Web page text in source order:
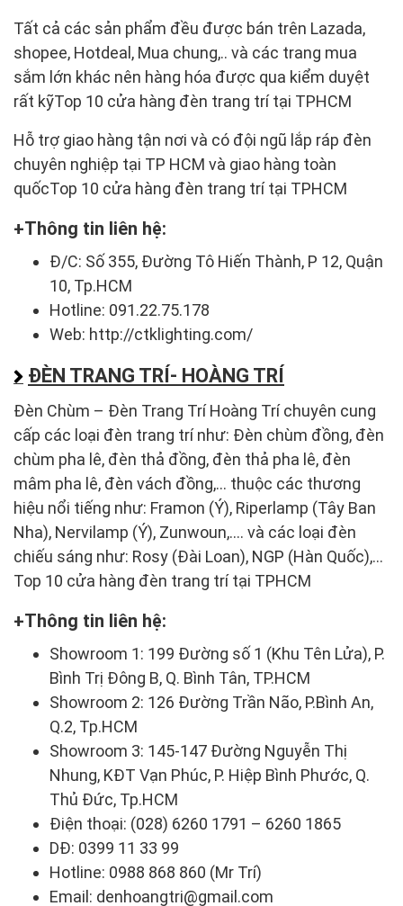
Tất cả các sản phẩm đều được bán trên Lazada,
shopee, Hotdeal, Mua chung,.. và các trang mua
sắm lớn khác nên hàng hóa được qua kiểm duyệt
rất kỹTop 10 cửa hàng đèn trang trí tại TPHCM
Hỗ trợ giao hàng tận nơi và có đội ngũ lắp ráp đèn
chuyên nghiệp tại TP HCM và giao hàng toàn
quốcTop 10 cửa hàng đèn trang trí tại TPHCM
Thông tin liên hệ:
Đ/C: Số 355, Đường Tô Hiến Thành, P 12, Quận
10, Tp.HCM
Hotline: 091.22.75.178
Web: http://ctklighting.com/
ĐÈN TRANG TRÍ- HOÀNG TRÍ
Đèn Chùm – Đèn Trang Trí Hoàng Trí chuyên cung
cấp các loại đèn trang trí như: Đèn chùm đồng, đèn
chùm pha lê, đèn thả đồng, đèn thả pha lê, đèn
mâm pha lê, đèn vách đồng,… thuộc các thương
hiệu nổi tiếng như: Framon (Ý), Riperlamp (Tây Ban
Nha), Nervilamp (Ý), Zunwoun,…. và các loại đèn
chiếu sáng như: Rosy (Đài Loan), NGP (Hàn Quốc),…
Top 10 cửa hàng đèn trang trí tại TPHCM
Thông tin liên hệ:
Showroom 1: 199 Đường số 1 (Khu Tên Lửa), P.
Bình Trị Đông B, Q. Bình Tân, TP.HCM
Showroom 2: 126 Đường Trần Não, P.Bình An,
Q.2, Tp.HCM
Showroom 3: 145-147 Đường Nguyễn Thị
Nhung, KĐT Vạn Phúc, P. Hiệp Bình Phước, Q.
Thủ Đức, Tp.HCM
Điện thoại: (028) 6260 1791 – 6260 1865
DĐ: 0399 11 33 99
Hotline: 0988 868 860 (Mr Trí)
Email: denhoangtri@gmail.com